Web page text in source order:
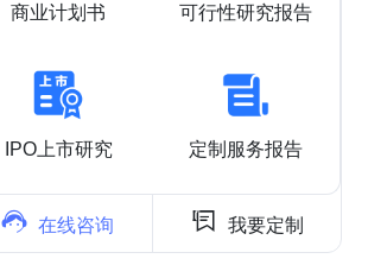
商业计划书 可行性研究报告
IPO上市研究 定制服务报告
 在线咨询  我要定制